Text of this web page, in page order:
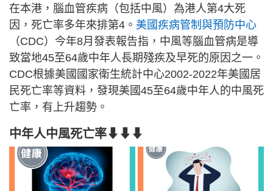
在本港，腦血管疾病（包括中風）為港人第4大死
因，死亡率多年來排第4。 美國疾病管制與預防中心
（CDC）今年8月發表報告指，中風等腦血管病是導
致當地45至64歲中年人長期殘疾及早死的原因之一。
CDC根據美國國家衛生統計中心2002-2022年美國居
民死亡率等資料，發現美國45至64歲中年人的中風死
亡率，有上升趨勢。
中年人中風死亡率⬇⬇⬇